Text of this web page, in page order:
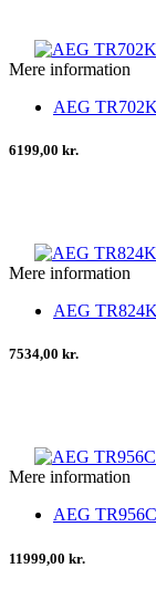
Mere information
AEG
6199,00 kr.
Mere information
AEG
7534,00 kr.
Mere information
AEG
11999,00 kr.